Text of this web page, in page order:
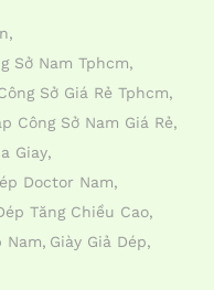
Sở Nam Tphcm
Sở Giá Rẻ Tphcm
Công Sở Nam Giá Rẻ
Giay
Doctor Nam
Tăng Chiều Cao
Nam Giày Giả Dép